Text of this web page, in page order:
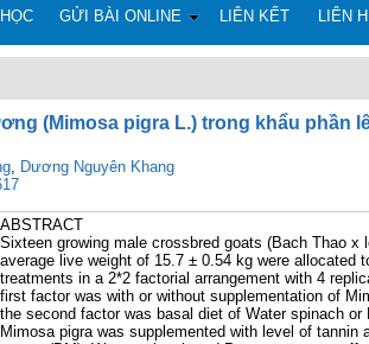
GỬI BÀI ONLINE LIÊN KẾT LIÊN
(Mimosa pigra L.) trong khẩu phần
, Dương Nguyên Khang
ABSTRACT
Sixteen growing male crossbred goats (Bach Thao x
average live weight of 15.7 ± 0.54 kg were allocated
treatments in a 2*2 factorial arrangement with 4
first factor was with or without supplementation of
the second factor was basal diet of Water spinach or
Mimosa pigra was supplemented with level of tannin